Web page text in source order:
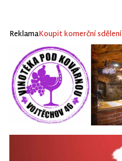
ReklamaKoupit komerční sdělení